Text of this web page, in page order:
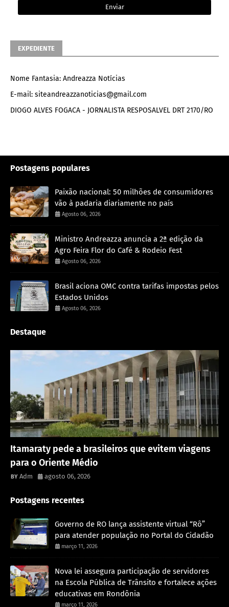
EXPEDIENTE
Nome Fantasia: Andreazza Notícias
E-mail: siteandreazzanoticias@gmail.com
DIOGO ALVES FOGACA - JORNALISTA RESPOSALVEL DRT 2170/RO
Postagens populares
Paixão nacional: 50 milhões de consumidores
vão à padaria diariamente no país
Agosto 06, 2026
Ministro Andreazza anuncia a 2ª edição da
Agro Feira Flor do Café & Rodeio Fest
Agosto 06, 2026
Brasil aciona OMC contra tarifas impostas pelos
Estados Unidos
Agosto 06, 2026
Destaque
Itamaraty pede a brasileiros que evitem viagens
para o Oriente Médio
Adm agosto 06, 2026
Postagens recentes
Governo de RO lança assistente virtual “Rô”
para atender população no Portal do Cidadão
março 11, 2026
Nova lei assegura participação de servidores
na Escola Pública de Trânsito e fortalece ações
educativas em Rondônia
março 11, 2026